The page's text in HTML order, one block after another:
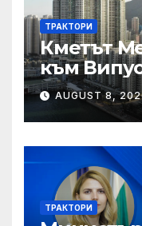
ТРАКТОРИ
Кметът
към
“Помнете
връщайте
AUGUST 8,
ТРАКТОРИ